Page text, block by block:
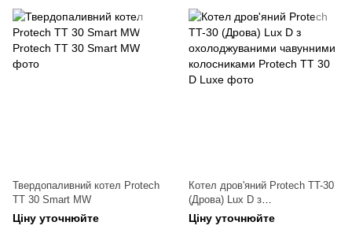
Твердопаливний котел Protech
ТТ 30 Smart MW
Ціну уточнюйте
Котел дров'яний Protech TT-30
(Дрова) Lux D з
охолоджуваними чавунними
колосниками
Ціну уточнюйте